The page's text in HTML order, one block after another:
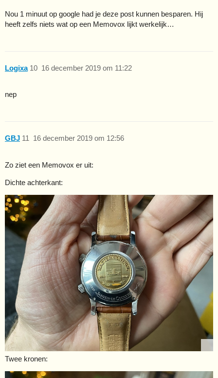
Nou 1 minuut op google had je deze post kunnen besparen. Hij
heeft zelfs niets wat op een Memovox lijkt werkelijk…
Logixa 16 december 2019 om 11:22
10
nep
GBJ 16 december 2019 om 12:56
11
Zo ziet een Memovox er uit:
Dichte achterkant:
Twee kronen: